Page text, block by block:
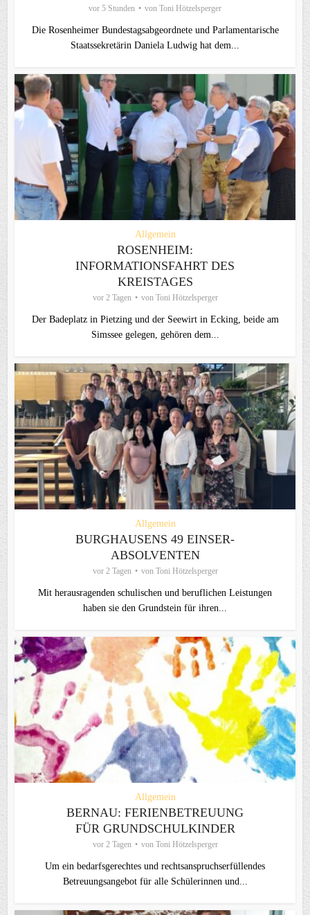
vor 5 Stunden von Toni Hötzelsperger
Die Rosenheimer Bundestagsabgeordnete und Parlamentarische
Staatssekretärin Daniela Ludwig hat dem...
Allgemein
ROSENHEIM:
INFORMATIONSFAHRT DES
KREISTAGES
vor 2 Tagen von Toni Hötzelsperger
Der Badeplatz in Pietzing und der Seewirt in Ecking, beide am
Simssee gelegen, gehören dem...
Allgemein
BURGHAUSENS 49 EINSER-
ABSOLVENTEN
vor 2 Tagen von Toni Hötzelsperger
Mit herausragenden schulischen und beruflichen Leistungen
haben sie den Grundstein für ihren...
Allgemein
BERNAU: FERIENBETREUUNG
FÜR GRUNDSCHULKINDER
vor 2 Tagen von Toni Hötzelsperger
Um ein bedarfsgerechtes und rechtsanspruchserfüllendes
Betreuungsangebot für alle Schülerinnen und...